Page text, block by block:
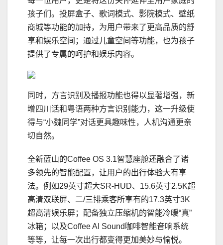
孩子们。投屏盒子、歌词模式、影院模式、壁纸
商城等功能的加持，为用户带来了更高品质的舒
享和娱乐空间；通过儿童空间等功能，也为孩子
提供了专属的呵护和娱乐内容。
同时，方言识别及播报功能也得以显著增强，新
增四川话和粤语两种方言识别能力，这一升级使
得与“小魏同学”对话更具趣味性，人机沟通更亲
切自然。
全新蓝山的Coffee OS 3.1智慧座舱还融合了诸
多领先的智能配置，让用户的出行体验大有享
法。例如29英寸超大SR-HUD、15.6英寸2.5K超
高清双联屏、二/三排乘客所享有的17.3英寸3K
超高清娱乐屏；配备独立压缩机的智能冷暖“真”
冰箱；以及Coffee AI Sound咖啡智能音响系统
等等，让每一次出行都变得更加美妙与愉悦。